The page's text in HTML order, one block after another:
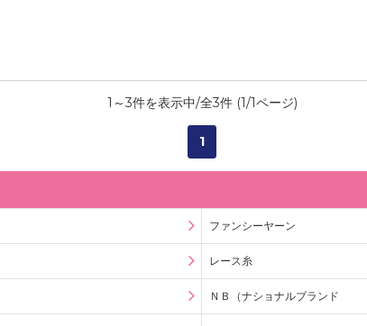
1 ～3件を表示中/全3件 (1/1ページ)
1
ファンシーヤーン
レース糸
ＮＢ（ナショナルブランド